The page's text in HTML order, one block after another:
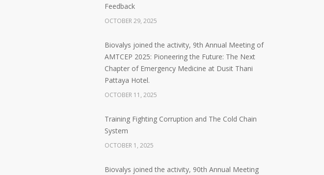
Feedback
OCTOBER 29, 2025
Biovalys joined the activity, 9th Annual Meeting of
AMTCEP 2025: Pioneering the Future: The Next
Chapter of Emergency Medicine at Dusit Thani
Pattaya Hotel.
OCTOBER 11, 2025
Training Fighting Corruption and The Cold Chain
System
OCTOBER 1, 2025
Biovalys joined the activity, 90th Annual Meeting